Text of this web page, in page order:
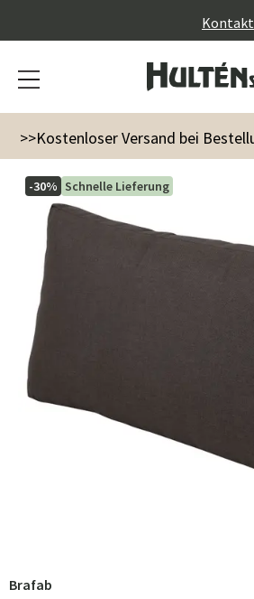
Kontakt
>>Kostenloser Versand bei
Garten Kissen Villac
-30% Schnelle Lieferung
Brafab